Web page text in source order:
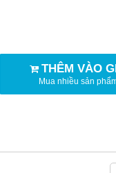
THÊM VÀO
Mua nhiều sản